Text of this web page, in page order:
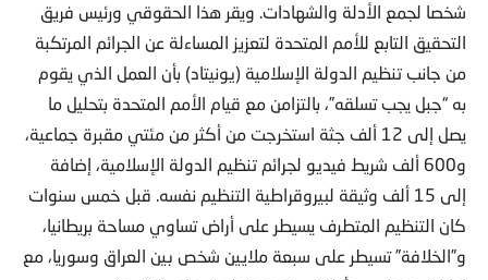
شخصا لجمع الأدلة والشهادات. ويقر هذا الحقوقي ورئيس فريق
التحقيق التابع للأمم المتحدة لتعزيز المساءلة عن الجرائم المرتكبة
من جانب تنظيم الدولة الإسلامية (يونيتاد) بأن العمل الذي يقوم
به “جبل يجب تسلقه”، بالتزامن مع قيام الأمم المتحدة بتحليل ما
يصل إلى 12 ألف جثة استخرجت من أكثر من مئتي مقبرة جماعية،
و600 ألف شريط فيديو لجرائم تنظيم الدولة الإسلامية، إضافة
إلى 15 ألف وثيقة لبيروقراطية التنظيم نفسه. قبل خمس سنوات
كان التنظيم المتطرف يسيطر على أراض تساوي مساحة بريطانيا،
و”الخلافة” تسيطر على سبعة ملايين شخص بين العراق وسوريا، مع